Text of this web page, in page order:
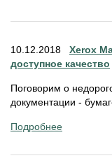
10.12.2018 Xerox
доступное качество
Поговорим о
документации -
Подробнее